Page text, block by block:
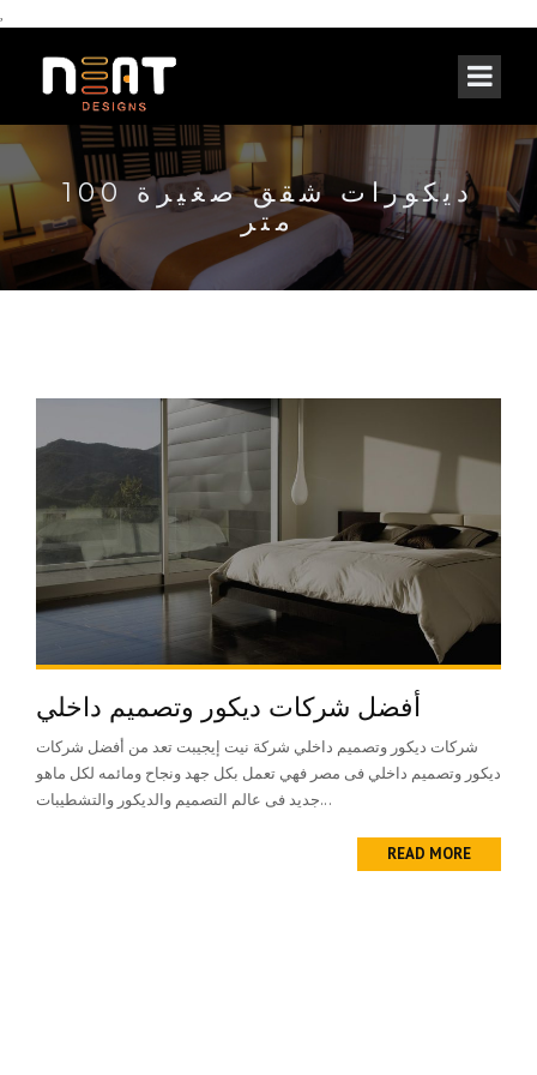
,
ديكورات شقق صغيرة 100
متر
أفضل شركات ديكور وتصميم داخلي
شركات ديكور وتصميم داخلي شركة نيت إيجيبت تعد من أفضل شركات
ديكور وتصميم داخلي فى مصر فهي تعمل بكل جهد ونجاح ومائمه لكل ماهو
جديد فى عالم التصميم والديكور والتشطيبات...
READ MORE